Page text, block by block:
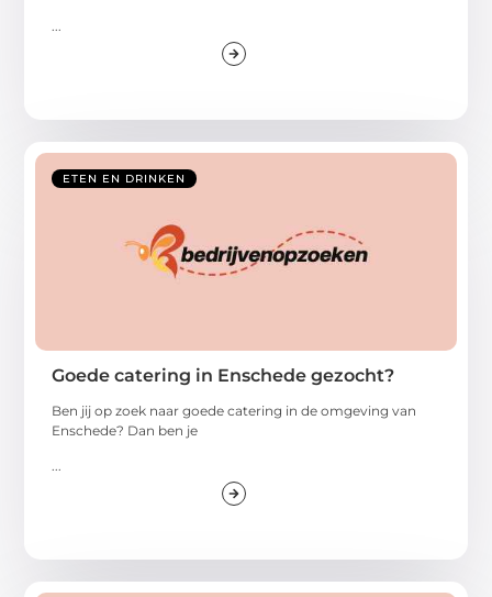
...
ETEN EN DRINKEN
Goede catering in Enschede gezocht?
Ben jij op zoek naar goede catering in de omgeving van
Enschede? Dan ben je
...